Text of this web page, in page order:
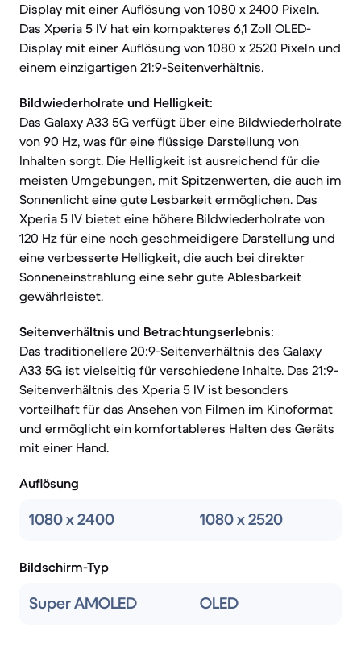
Display mit einer Auflösung von 1080 x 2400 Pixeln.
Das Xperia 5 IV hat ein kompakteres 6,1 Zoll OLED-
Display mit einer Auflösung von 1080 x 2520 Pixeln und
einem einzigartigen 21:9-Seitenverhältnis.
Bildwiederholrate und Helligkeit:
Das Galaxy A33 5G verfügt über eine Bildwiederholrate
von 90 Hz, was für eine flüssige Darstellung von
Inhalten sorgt. Die Helligkeit ist ausreichend für die
meisten Umgebungen, mit Spitzenwerten, die auch im
Sonnenlicht eine gute Lesbarkeit ermöglichen. Das
Xperia 5 IV bietet eine höhere Bildwiederholrate von
120 Hz für eine noch geschmeidigere Darstellung und
eine verbesserte Helligkeit, die auch bei direkter
Sonneneinstrahlung eine sehr gute Ablesbarkeit
gewährleistet.
Seitenverhältnis und Betrachtungserlebnis:
Das traditionellere 20:9-Seitenverhältnis des Galaxy
A33 5G ist vielseitig für verschiedene Inhalte. Das 21:9-
Seitenverhältnis des Xperia 5 IV ist besonders
vorteilhaft für das Ansehen von Filmen im Kinoformat
und ermöglicht ein komfortableres Halten des Geräts
mit einer Hand.
Auflösung
1080 x 2400 1080 x 2520
Bildschirm-Typ
Super AMOLED OLED